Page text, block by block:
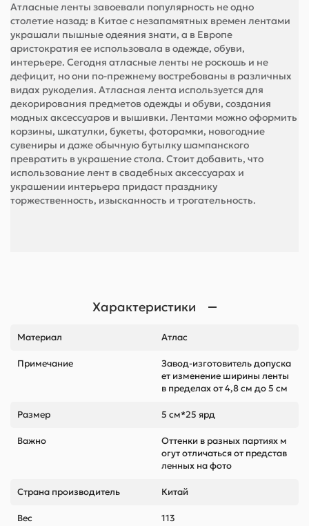
Атласные ленты завоевали популярность не одно
столетие назад: в Китае с незапамятных времен лентами
украшали пышные одеяния знати, а в Европе
аристократия ее использовала в одежде, обуви,
интерьере. Сегодня атласные ленты не роскошь и не
дефицит, но они по-прежнему востребованы в различных
видах рукоделия. Атласная лента используется для
декорирования предметов одежды и обуви, создания
модных аксессуаров и вышивки. Лентами можно оформить
корзины, шкатулки, букеты, фоторамки, новогодние
сувениры и даже обычную бутылку шампанского
превратить в украшение стола. Стоит добавить, что
использование лент в свадебных аксессуарах и
украшении интерьера придаст празднику
торжественность, изысканность и трогательность.
Характеристики
Материал Атлас
Примечание
Завод-изготовитель допуска
ет изменение ширины ленты
в пределах от 4,8 см до 5 см
Размер 5 см*25 ярд
Важно
Оттенки в разных партиях м
огут отличаться от представ
ленных на фото
Страна производитель Китай
Вес 113